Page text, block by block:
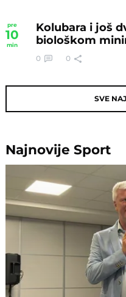
pre
10
min
Kolubara i još
biološkom
0 0
SVE
NajnovijeSport